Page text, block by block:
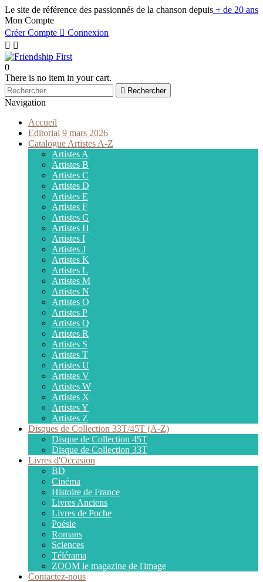
Le site de référence des passionnés de la chanson depuis + de 20 ans
Mon Compte
Créer Compte  Connexion
 
0
There is no item in your cart.
 Rechercher
Navigation
Accueil
Editorial 9 mars 2026
Catalogue Artistes A-Z
Artistes A
Artistes B
Artistes C
Artistes D
Artistes E
Artistes F
Artistes G
Artistes H
Artistes I
Artistes J
Artistes K
Artistes L
Artistes M
Artistes N
Artistes O
Artistes P
Artistes Q
Artistes R
Artistes S
Artistes T
Artistes U
Artistes V
Artistes W
Artistes X
Artistes Y
Artistes Z
Disques de Collection 33T/45T (A-Z)
Disque de Collection 45T
Disque de Collection 33T
Livres d'Occasion
BD
Cinéma
Histoire de France
Livres Anciens
Livres de Poche
Poésie
Romans
Sciences
Télérama
ZOOM le magazine de l'image
Contactez-nous